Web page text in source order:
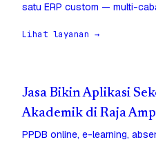
satu ERP custom — multi-
Lihat layanan →
Jasa Bikin Aplikasi
Akademik di Raja
PPDB online, e-learning,